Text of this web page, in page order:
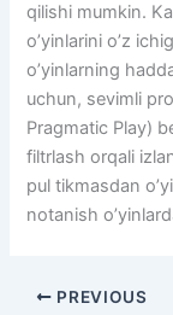
qilishi mumkin.
o’yinlarini o’z
o’yinlarning
uchun, sevimli
Pragmatic Play)
filtrlash orqali
pul tikmasdan
notanish
PREVIOUS